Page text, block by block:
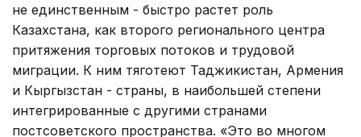
не единственным - быстро растет роль
Казахстана, как второго регионального центра
притяжения торговых потоков и трудовой
миграции. К ним тяготеют Таджикистан, Армения
и Кыргызстан - страны, в наибольшей степени
интегрированные с другими странами
постсоветского пространства. «Это во многом